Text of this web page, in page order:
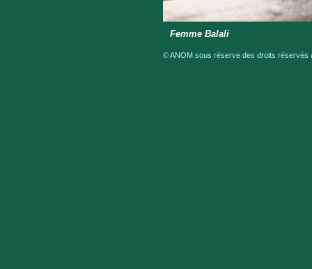
Femme Balali
© ANOM sous réserve des droits réservés